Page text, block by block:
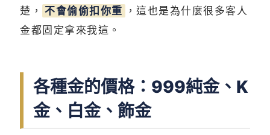
楚， 不會偷偷扣你重 ，這也是為什麼很多客人
金都固定拿來我這。
各種金的價格：999純金、K
金、白金、飾金